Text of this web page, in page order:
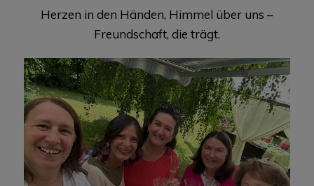
Herzen in den Händen, Himmel über uns –
Freundschaft, die trägt.